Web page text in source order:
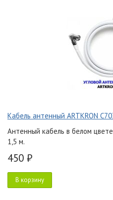
Кабель антенный ARTKRON
Антенный кабель в белом
1,5 м.
450 ₽
В корзину